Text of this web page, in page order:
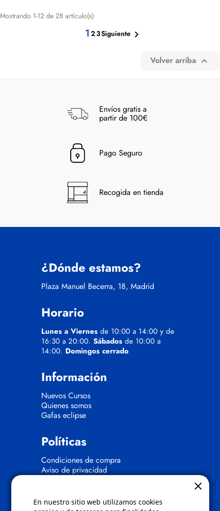
En nuestro sitio web utilizamos cookies
Mostrando 1-12 de 28 artículo(s)
1 23Siguiente 
Volver arriba 
Envíos gratis a
partir de 100€
Pago Seguro
Recogida en tienda
¿Dónde estamos?
Plaza Manuel Becerra, 18, Madrid
Horario
Lunes a Viernes de 10:00 a 14:00 y de
16:30 a 20:00. Sábados de 10:00 a
14:00. Domingos cerrado
Información
Nuevos Cursos
Quienes somos
Gafas eclipse
Políticas
Condiciones de compra
Aviso de privacidad
Derecho de desistimiento